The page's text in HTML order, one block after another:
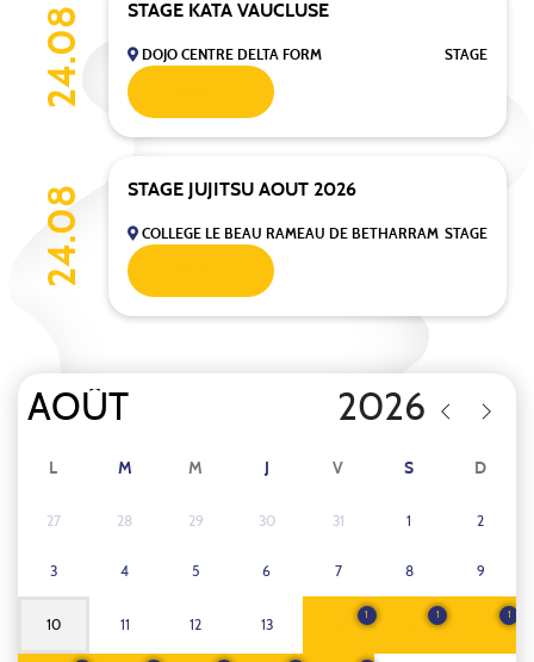
24.08 STAGE KATA VAUCLUSE
DOJO CENTRE DELTA FORM STAGE
24.08 STAGE JUJITSU AOUT 2026
COLLEGE LE BEAU RAMEAU DE BETHARRAM STAGE
L M M J V S D
27 28 29 30 31 1 2
3 4 5 6 7 8 9
10 11 12 13
1 1 1